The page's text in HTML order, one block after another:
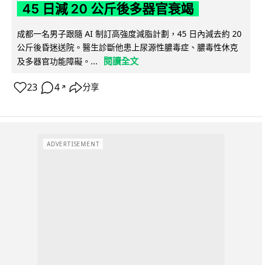
45 日減 20 公斤後多器官衰竭
成都一名男子跟隨 AI 制訂高強度減脂計劃，45 日內減去約 20
公斤後昏迷送院。醫生診斷他患上尿源性膿毒症、膿毒性休克
及多器官功能障礙。...
閱讀全文
23 4 ↗ 分享
ADVERTISEMENT